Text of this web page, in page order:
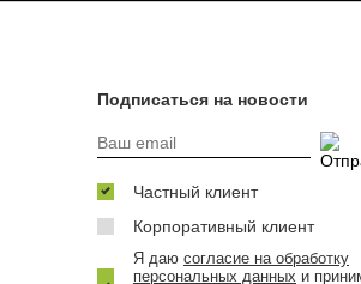
Подписаться на новости
Частный клиент
Корпоративный клиент
Я даю согласие на обработку
персональных данных и